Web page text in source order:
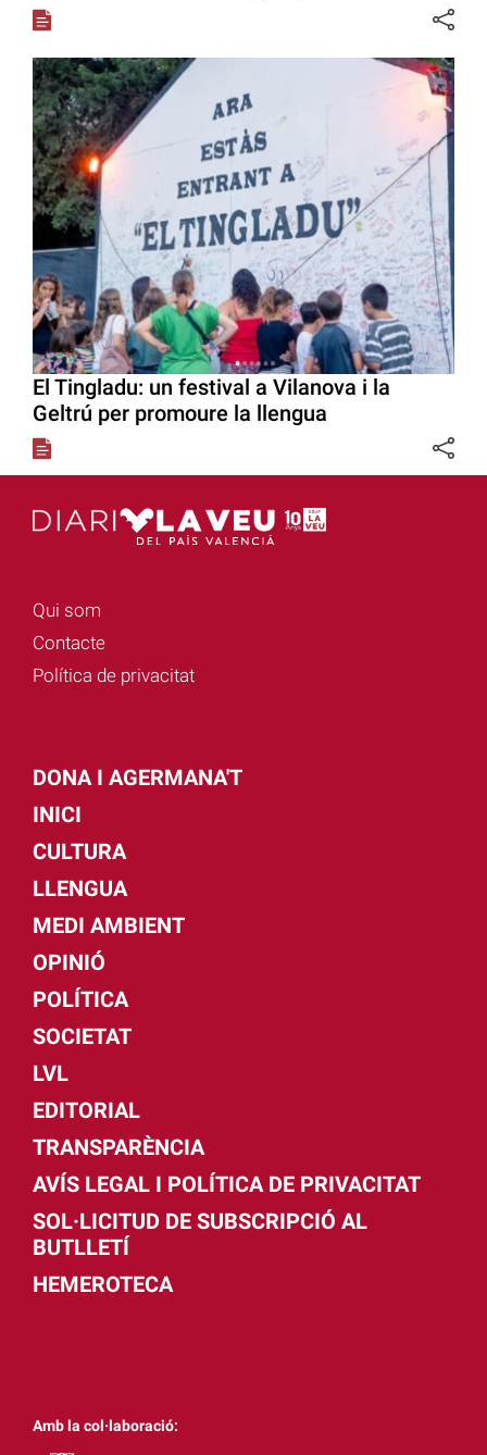
El Tingladu: un festival a Vilanova i la
Geltrú per promoure la llengua
Qui som
Contacte
Política de privacitat
DONA I AGERMANA'T
INICI
CULTURA
LLENGUA
MEDI AMBIENT
OPINIÓ
POLÍTICA
SOCIETAT
LVL
EDITORIAL
TRANSPARÈNCIA
AVÍS LEGAL I POLÍTICA DE PRIVACITAT
SOL·LICITUD DE SUBSCRIPCIÓ AL
BUTLLETÍ
HEMEROTECA
Amb la col·laboració: